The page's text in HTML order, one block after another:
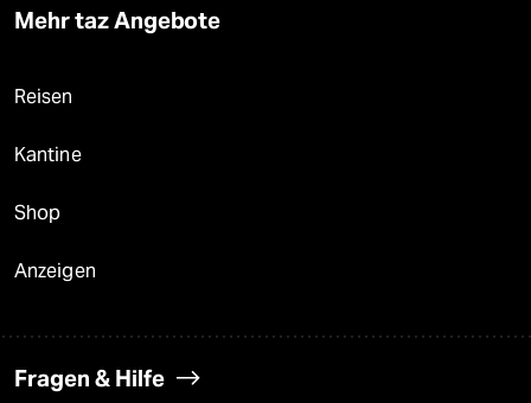
Mehr taz Angebote
Reisen
Kantine
Shop
Anzeigen
Fragen & Hilfe